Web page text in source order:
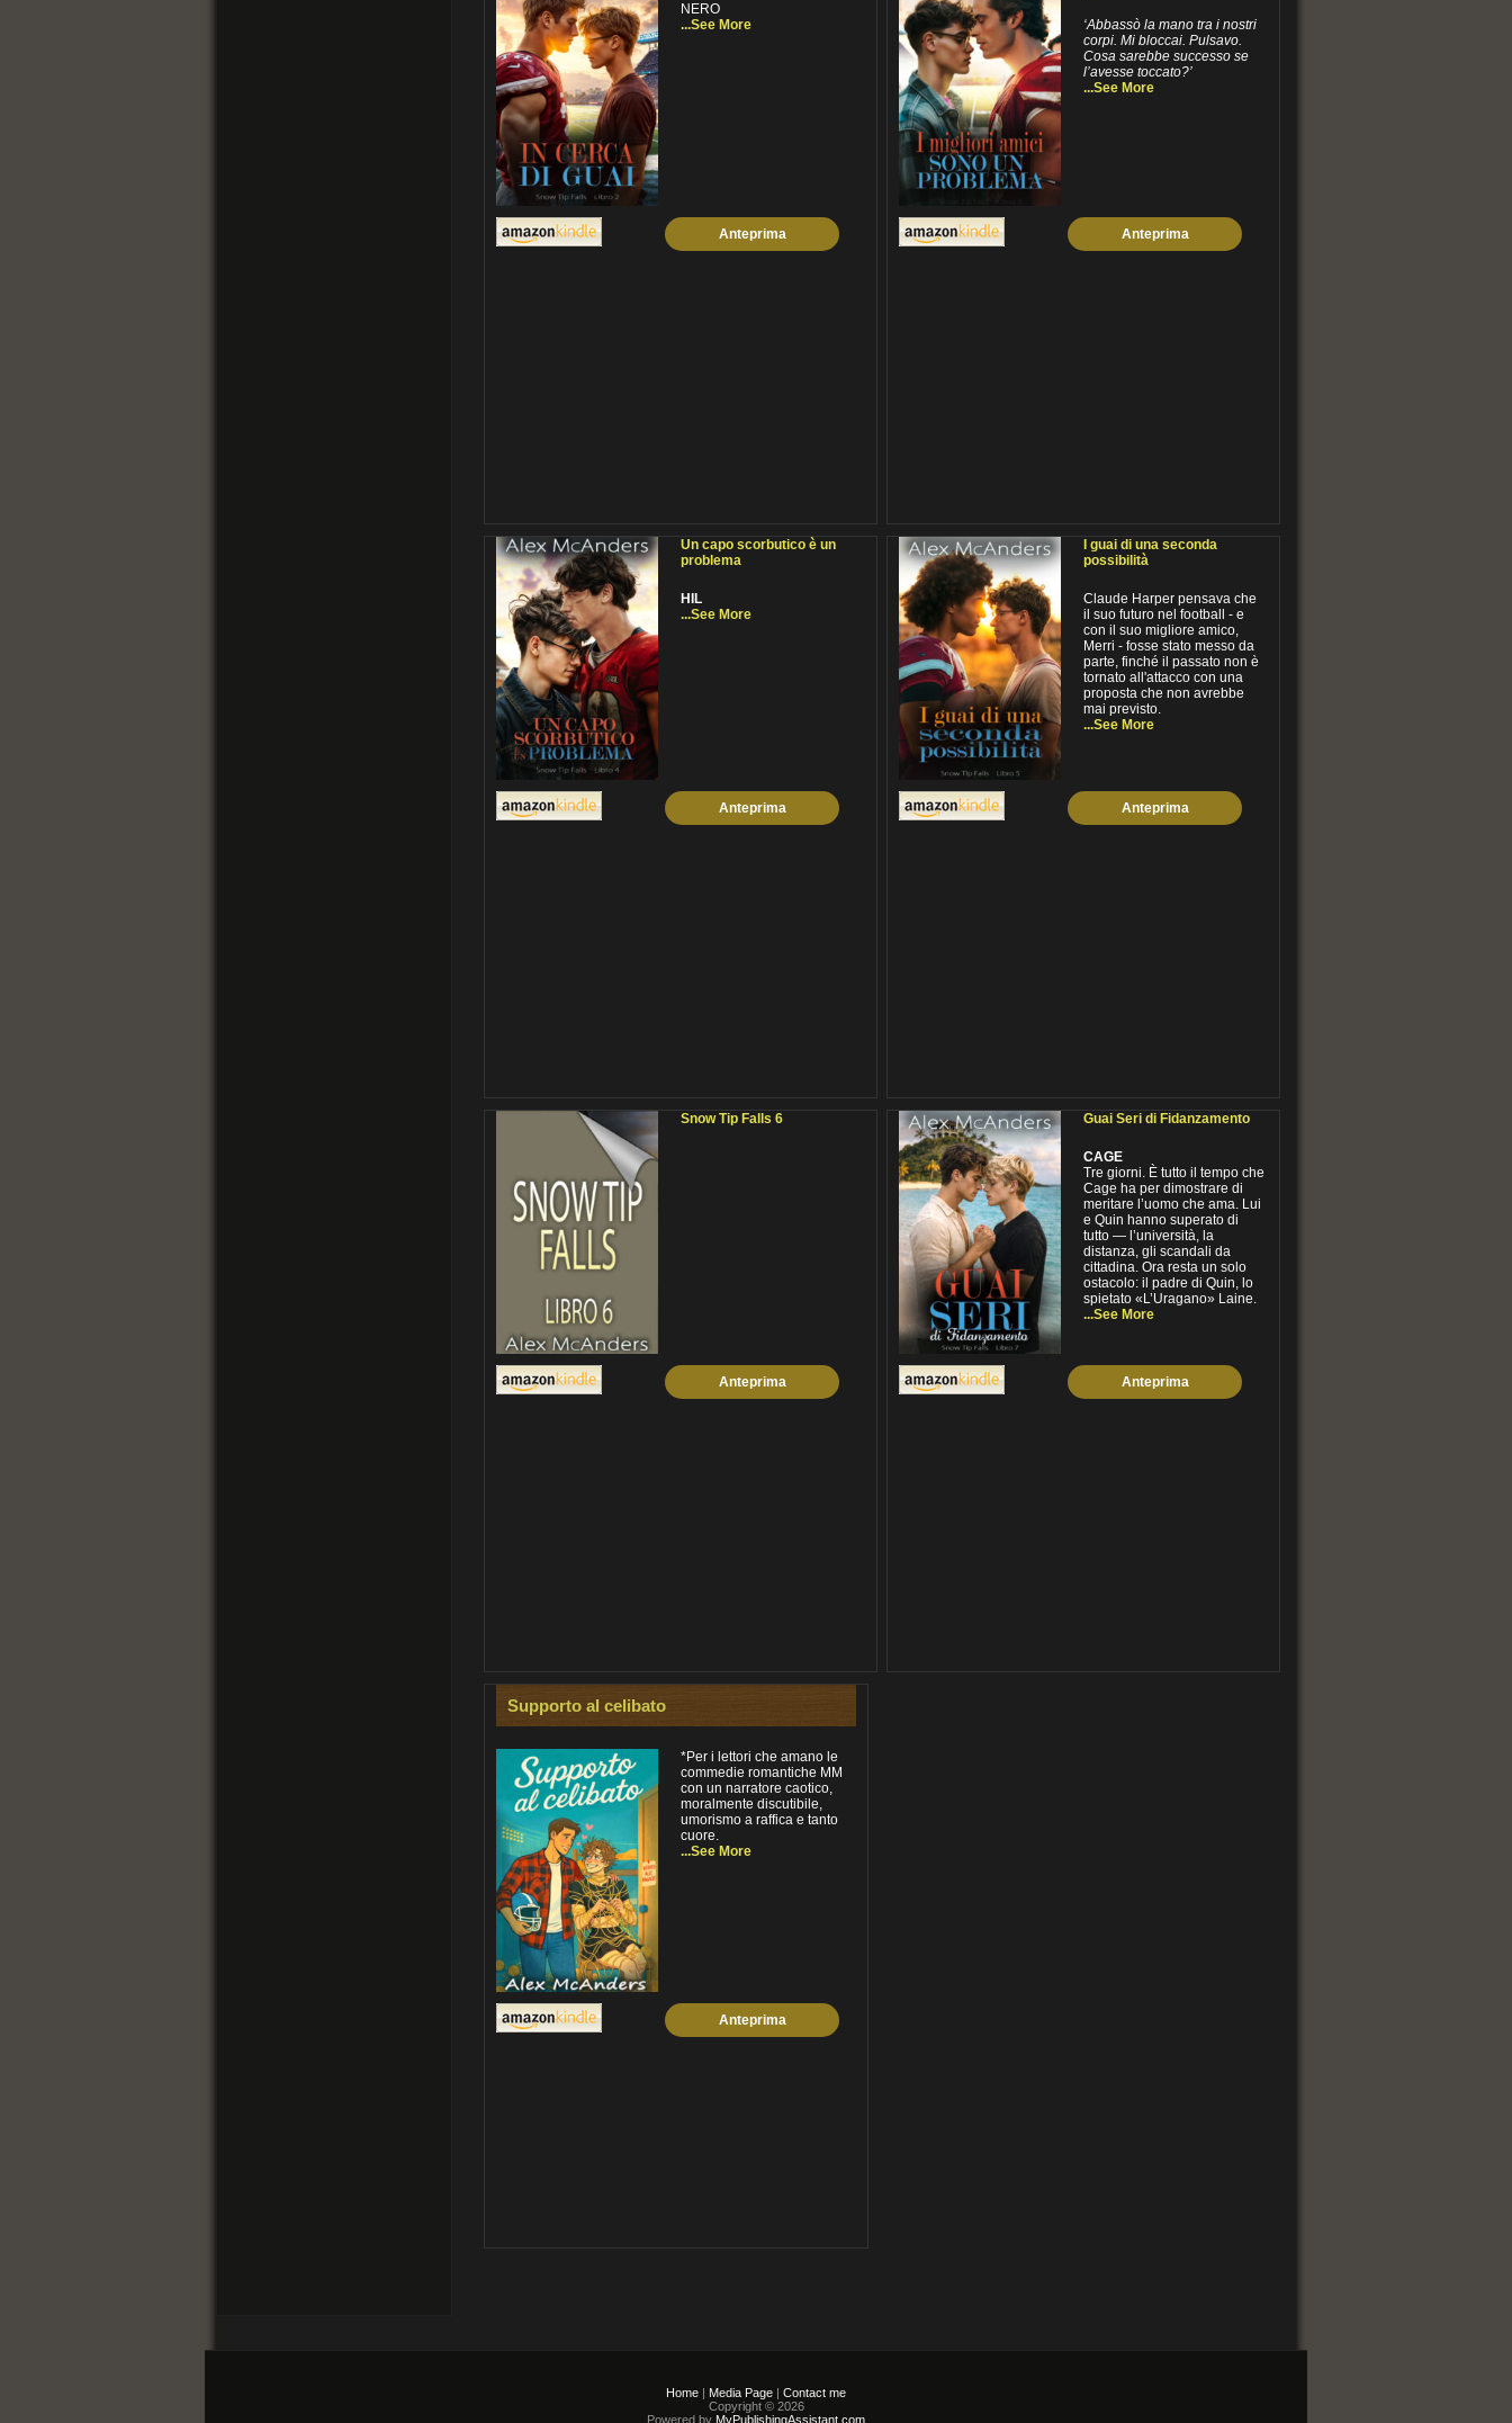
NERO
...See More
Anteprima
‘Abbassò la mano tra i nostri
corpi. Mi bloccai. Pulsavo.
Cosa sarebbe successo se
l’avesse toccato?’
...See More
Anteprima
Un capo scorbutico è un
problema
HIL
...See More
Anteprima
I guai di una seconda
possibilità
Claude Harper pensava che
il suo futuro nel football - e
con il suo migliore amico,
Merri - fosse stato messo da
parte, finché il passato non è
tornato all'attacco con una
proposta che non avrebbe
mai previsto.
...See More
Anteprima
Snow Tip Falls 6
Anteprima
Guai Seri di Fidanzamento
CAGE
Tre giorni. È tutto il tempo che
Cage ha per dimostrare di
meritare l’uomo che ama. Lui
e Quin hanno superato di
tutto — l’università, la
distanza, gli scandali da
cittadina. Ora resta un solo
ostacolo: il padre di Quin, lo
spietato «L’Uragano» Laine.
...See More
Anteprima
Supporto al celibato
*Per i lettori che amano le
commedie romantiche MM
con un narratore caotico,
moralmente discutibile,
umorismo a raffica e tanto
cuore.
...See More
Anteprima
Home | Media Page | Contact me
Copyright © 2026
Powered by MyPublishingAssistant.com